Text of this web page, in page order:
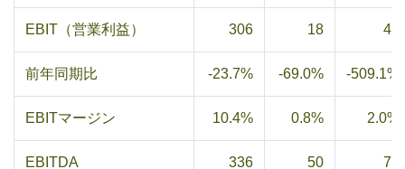
EBIT（営業利益） 306 18 45
前年同期比 -23.7% -69.0% -509.1%
EBITマージン 10.4% 0.8% 2.0%
EBITDA 336 50 79